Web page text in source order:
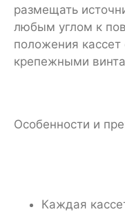
размещать
любым углом к
положения
крепежными
Особенности и
Каждая